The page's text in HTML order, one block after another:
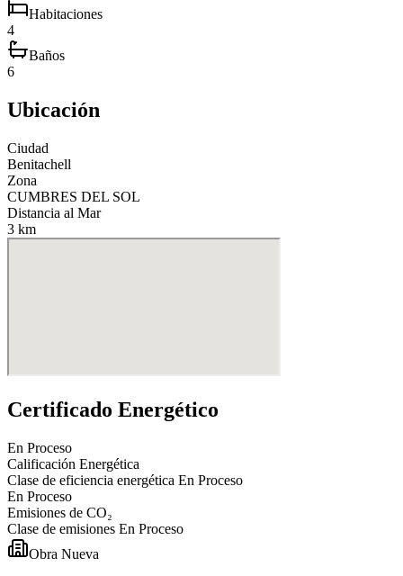
Habitaciones
4
Baños
6
Ubicación
Ciudad
Benitachell
Zona
CUMBRES DEL SOL
Distancia al Mar
3 km
Certificado Energético
En Proceso
Calificación Energética
Clase de eficiencia energética En Proceso
En Proceso
Emisiones de CO₂
Clase de emisiones En Proceso
Obra Nueva